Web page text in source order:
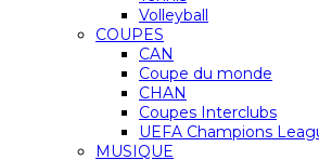
Volleyball
COUPES
CAN
Coupe du monde
CHAN
Coupes Interclubs
UEFA Champions
MUSIQUE